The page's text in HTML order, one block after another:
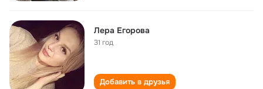
Лера Егорова
31 год
Добавить в друзья